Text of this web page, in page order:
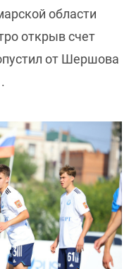
области
открыв счет
от Шершова